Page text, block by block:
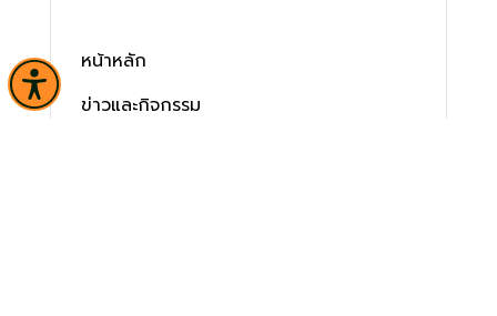
หน้าหลัก
ข่าวและกิจกรรม